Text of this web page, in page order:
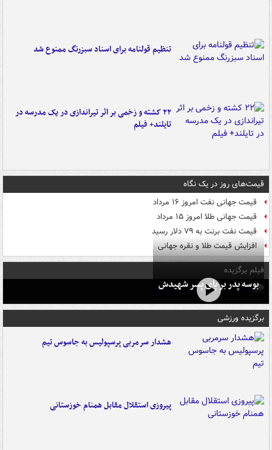
تنظیم قولنامه برای اسناد سبزرنگ ممنوع شد
۲۲ کشته و زخمی بر اثر تیراندازی در یک مدرسه در
تایلند+ فیلم
قیمت‌های روز در یک نگاه
قیمت جهانی نفت امروز ۱۶ مرداد
قیمت جهانی طلا امروز ۱۵ مرداد
قیمت نفت برنت به ۷۹ دلار رسید
افزایش قیمت طلا و نقره جهانی
فیلم برگزیده
بوسه‌ پدر بر پای پسر شهیدش
برگزیده ورزشی
هشدار سرمربی پرسپولیس به جاسوس تیم
پیروزی استقلال مقابل همنام خوزستانی